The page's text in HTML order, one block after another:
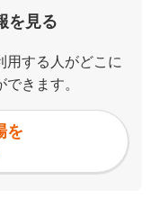
を見る
用する人がどこに
きます。
を